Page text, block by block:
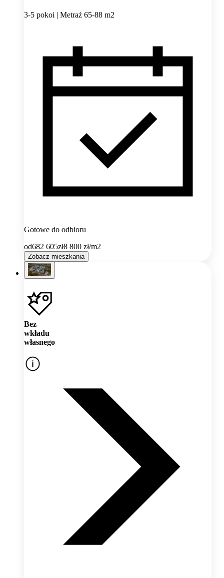
3-5 pokoi | Metraż 65-88 m2
Gotowe do odbioru
od682 605zł8 800 zł/m2
Zobacz mieszkania
Bez
wkładu
własnego